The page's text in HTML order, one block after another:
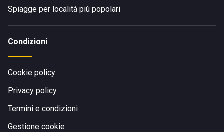
Spiagge per località più popolari
Condizioni
Cookie policy
Privacy policy
Termini e condizioni
Gestione cookie